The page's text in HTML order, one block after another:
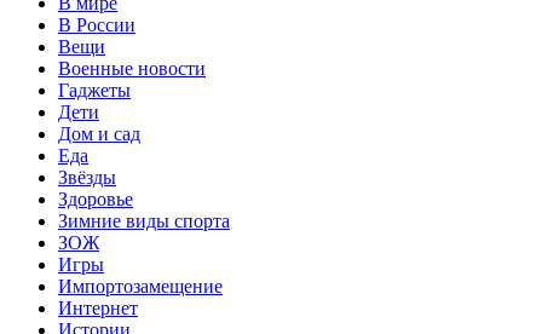
В России
Вещи
Военные новости
Гаджеты
Дети
Дом и сад
Еда
Звёзды
Здоровье
Зимние виды спорта
ЗОЖ
Игры
Импортозамещение
Интернет